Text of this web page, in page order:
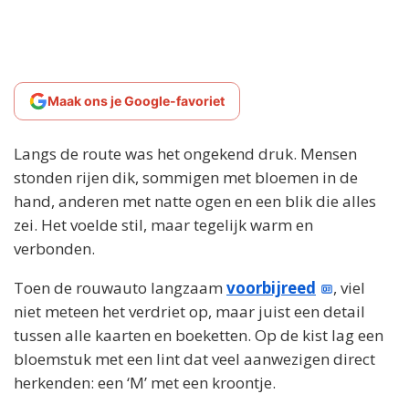
Maak ons je Google-favoriet
Langs de route was het ongekend druk. Mensen
stonden rijen dik, sommigen met bloemen in de
hand, anderen met natte ogen en een blik die alles
zei. Het voelde stil, maar tegelijk warm en
verbonden.
Toen de rouwauto langzaam voorbijreed
, viel
niet meteen het verdriet op, maar juist een detail
tussen alle kaarten en boeketten. Op de kist lag een
bloemstuk met een lint dat veel aanwezigen direct
herkenden: een ‘M’ met een kroontje.